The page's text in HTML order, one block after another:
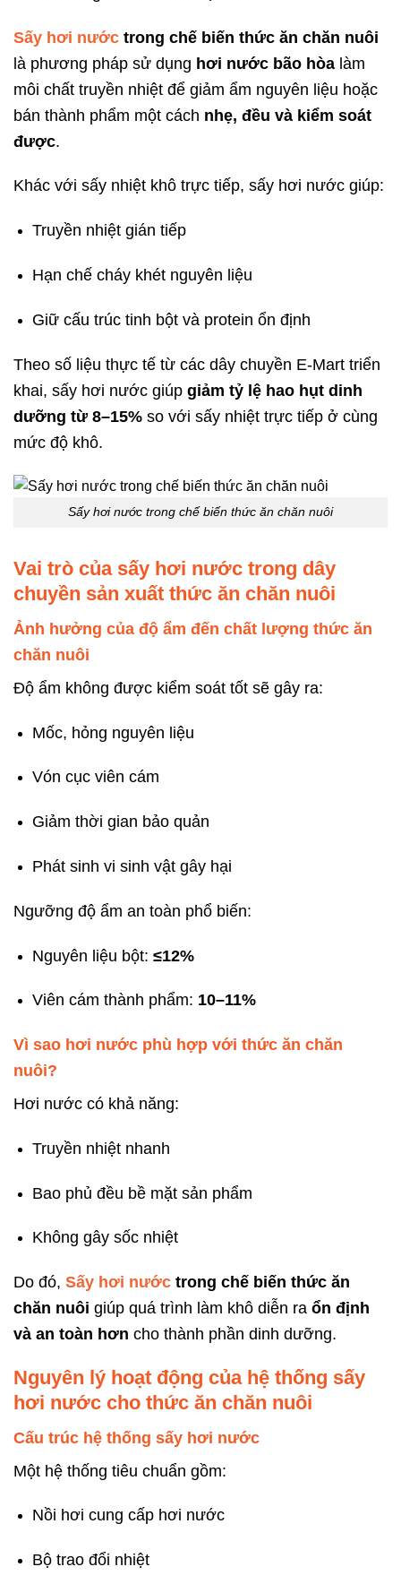
Sấy hơi nước trong chế biến thức ăn chăn nuôi
là phương pháp sử dụng hơi nước bão hòa làm
môi chất truyền nhiệt để giảm ẩm nguyên liệu hoặc
bán thành phẩm một cách nhẹ, đều và kiểm soát
được.
Khác với sấy nhiệt khô trực tiếp, sấy hơi nước giúp:
Truyền nhiệt gián tiếp
Hạn chế cháy khét nguyên liệu
Giữ cấu trúc tinh bột và protein ổn định
Theo số liệu thực tế từ các dây chuyền E-Mart triển
khai, sấy hơi nước giúp giảm tỷ lệ hao hụt dinh
dưỡng từ 8–15% so với sấy nhiệt trực tiếp ở cùng
mức độ khô.
Sấy hơi nước trong chế biến thức ăn chăn nuôi
Vai trò của sấy hơi nước trong dây
chuyền sản xuất thức ăn chăn nuôi
Ảnh hưởng của độ ẩm đến chất lượng thức ăn
chăn nuôi
Độ ẩm không được kiểm soát tốt sẽ gây ra:
Mốc, hỏng nguyên liệu
Vón cục viên cám
Giảm thời gian bảo quản
Phát sinh vi sinh vật gây hại
Ngưỡng độ ẩm an toàn phổ biến:
Nguyên liệu bột: ≤12%
Viên cám thành phẩm: 10–11%
Vì sao hơi nước phù hợp với thức ăn chăn
nuôi?
Hơi nước có khả năng:
Truyền nhiệt nhanh
Bao phủ đều bề mặt sản phẩm
Không gây sốc nhiệt
Do đó, Sấy hơi nước trong chế biến thức ăn
chăn nuôi giúp quá trình làm khô diễn ra ổn định
và an toàn hơn cho thành phần dinh dưỡng.
Nguyên lý hoạt động của hệ thống sấy
hơi nước cho thức ăn chăn nuôi
Cấu trúc hệ thống sấy hơi nước
Một hệ thống tiêu chuẩn gồm:
Nồi hơi cung cấp hơi nước
Bộ trao đổi nhiệt